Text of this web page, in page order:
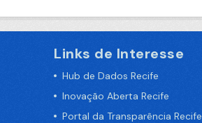
Links de Interesse
Hub de Dados Recife
Inovação Aberta Recife
Portal da Transparência Recife